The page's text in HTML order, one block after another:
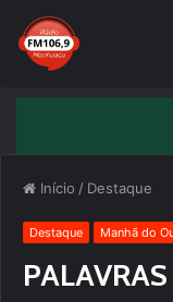
Início / Destaque
Destaque Manhã do